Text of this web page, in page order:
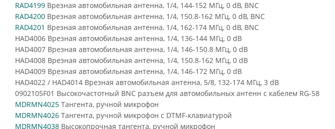
RAD4199 Врезная автомобильная антенна, 1/4, 144-152 МГц, 0 dB, BNC
RAD4200 Врезная автомобильная антенна, 1/4, 150.8-162 МГц, 0 dB, BNC
RAD4201 Врезная автомобильная антенна, 1/4, 162-174 МГц, 0 dB, BNC
HAD4006 Врезная автомобильная антенна, 1/4, 136-144 МГц, 0 dB
HAD4007 Врезная автомобильная антенна, 1/4, 146-150.8 МГц, 0 dB
HAD4008 Врезная автомобильная антенна, 1/4, 150.8-162 МГц, 0 dB
HAD4009 Врезная автомобильная антенна, 1/4, 146-172 МГц, 0 dB
HAD4022 / HAD4014 Врезная автомобильная антенна, 5/8, 132-174 МГц, 3 dB
0902105F01 Высокочастотный BNC разъем для автомобильных антенн с кабелем RG-58
MDRMN4025 Тангента, ручной микрофон
MDRMN4026 Тангента, ручной микрофон с DTMF-клавиатурой
MDRMN4038 Высокопрочная тангента, ручной микрофон